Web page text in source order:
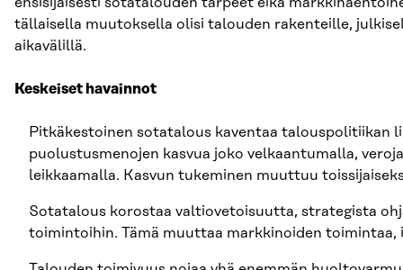
tällaisella muutoksella olisi talouden rakenteille,
aikavälillä.
Keskeiset havainnot
Pitkäkestoinen sotatalous kaventaa talouspolitiikan
puolustusmenojen kasvua joko velkaantumalla,
leikkaamalla. Kasvun tukeminen muuttuu
Sotatalous korostaa valtiovetoisuutta, strategista
toimintoihin. Tämä muuttaa markkinoiden